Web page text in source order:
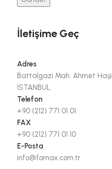
İletişime Geç
Adres
Battalgazi Mah. Ahmet
İSTANBUL
Telefon
+90 (212) 771 01 01
FAX
+90 (212) 771 01 10
E-Posta
info@fornax.com.tr